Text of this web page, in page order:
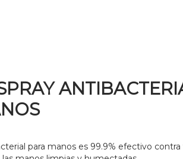
para manos es 99.9% efectivo contra